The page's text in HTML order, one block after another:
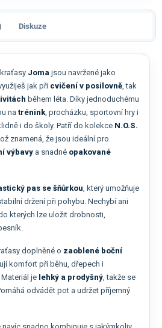
Diskuze
Joma jsou navržené jako
jak při cvičení v posilovně, tak
během léta. Díky jednoduchému
na trénink, procházku, sportovní hry i
i do školy. Patří do kolekce N.O.S.
znamená, že jsou ideální pro
výbavy a snadné opakované
pas se šňůrkou, který umožňuje
držení při pohybu. Nechybí ani
kterých lze uložit drobnosti,
doplněné o zaoblené boční
komfort při běhu, dřepech i
je lehký a prodyšný, takže se
odvádět pot a udržet příjemný